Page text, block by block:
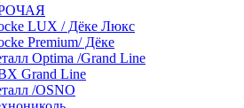
LUX / Дёке Люкс
Premium/ Дёке
Optima /Grand Line
Grand Line
/OSNO